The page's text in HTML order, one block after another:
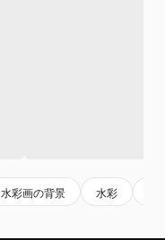
水彩画の背景 水彩